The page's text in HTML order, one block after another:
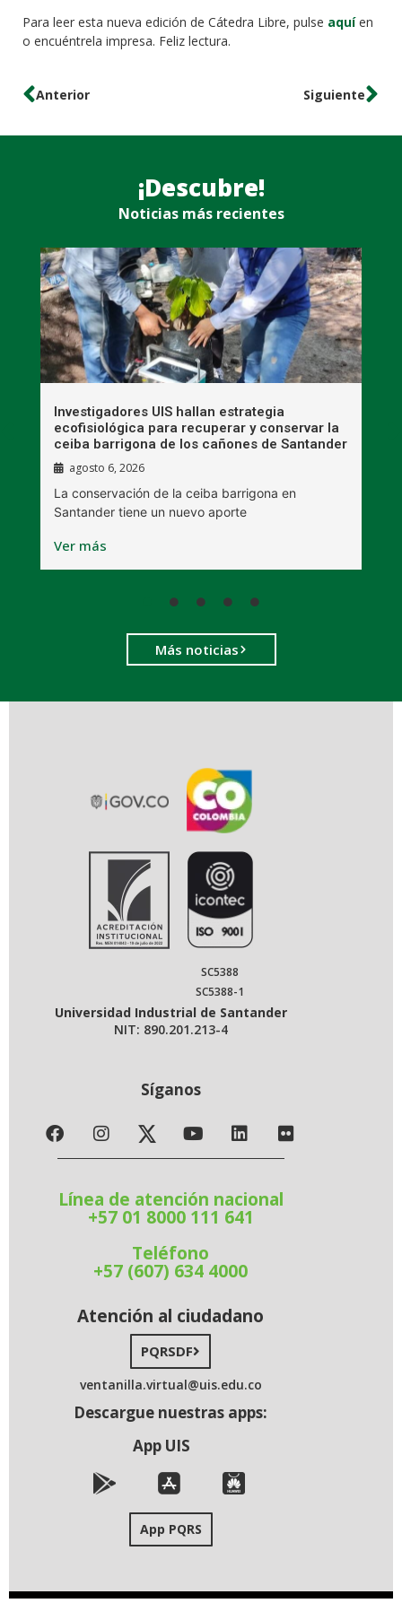
Para leer esta nueva edición de Cátedra Libre, pulse aquíen
o encuéntrela impresa. Feliz lectura.
Anterior Siguiente
¡Descubre!
Noticias más recientes
Investigadores UIS hallan estrategia
ecofisiológica para recuperar y conservar la
ceiba barrigona de los cañones de Santander
agosto 6, 2026
La conservación de la ceiba barrigona en
Santander tiene un nuevo aporte
Ver más
Más noticias